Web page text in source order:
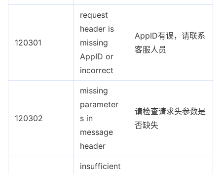
120301
request
header is
missing
AppID or
incorrect
AppID有误，请联系
客服人员
120302
missing
parameter
s in
message
header
请检查请求头参数是
否缺失
insufficient